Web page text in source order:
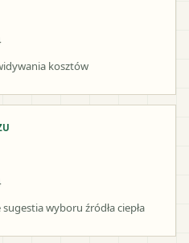
kosztów
wyboru źródła ciepła